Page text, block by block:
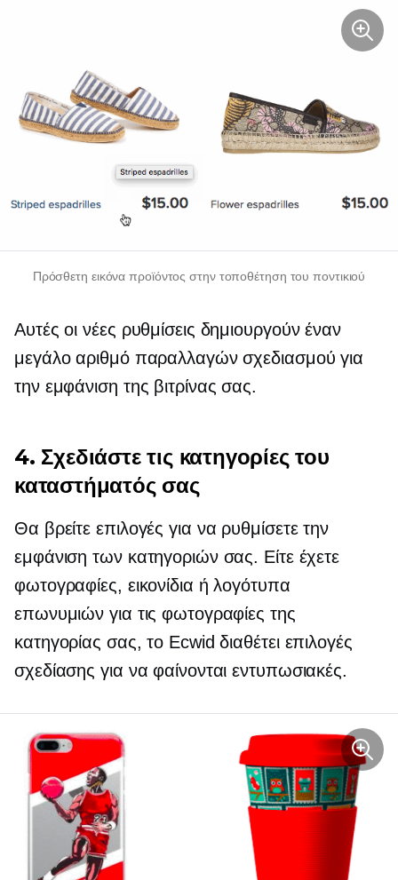
Πρόσθετη εικόνα προϊόντος στην τοποθέτηση του ποντικιού
Αυτές οι νέες ρυθμίσεις δημιουργούν έναν
μεγάλο αριθμό παραλλαγών σχεδιασμού για
την εμφάνιση της βιτρίνας σας.
4. Σχεδιάστε τις κατηγορίες του
καταστήματός σας
Θα βρείτε επιλογές για να ρυθμίσετε την
εμφάνιση των κατηγοριών σας. Είτε έχετε
φωτογραφίες, εικονίδια ή λογότυπα
επωνυμιών για τις φωτογραφίες της
κατηγορίας σας, το Ecwid διαθέτει επιλογές
σχεδίασης για να φαίνονται εντυπωσιακές.